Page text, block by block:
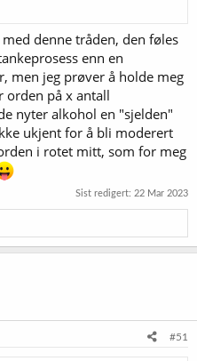
denne tråden, den føles
enn en
men jeg prøver å holde meg
orden på x antall
nyter alkohol en "sjelden"
ukjent for å bli moderert
i rotet mitt, som for meg
Sist redigert: 22 Mar 2023
#51